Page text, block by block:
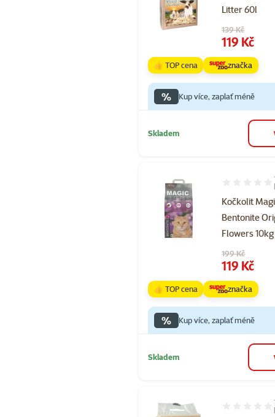
Litter 60l
Původní cena
139 Kč
Cena
119 Kč
👍 TOP cena značka
% Kup více, zaplať méně
Skladem
Kočkolit
Bentonite
Flowers 10kg
Hodnocení
Původní cena
199 Kč
Cena
119 Kč
👍 TOP cena značka
% Kup více, zaplať méně
Skladem
Hodnocení